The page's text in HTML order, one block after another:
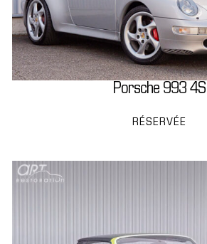
Porsche 993 4S
RÉSERVÉE